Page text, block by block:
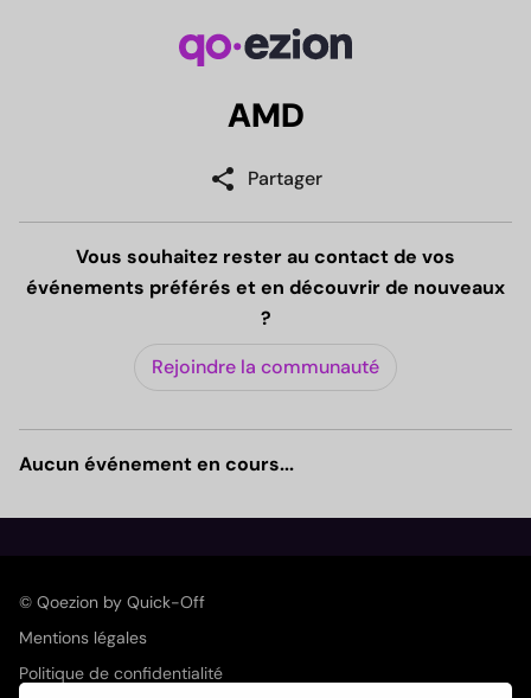
AMD
share Partager
Vous souhaitez rester au contact de vos
événements préférés et en découvrir de nouveaux
?
Rejoindre la communauté
Aucun événement en cours...
© Qoezion by Quick-Off
Mentions légales
Politique de confidentialité